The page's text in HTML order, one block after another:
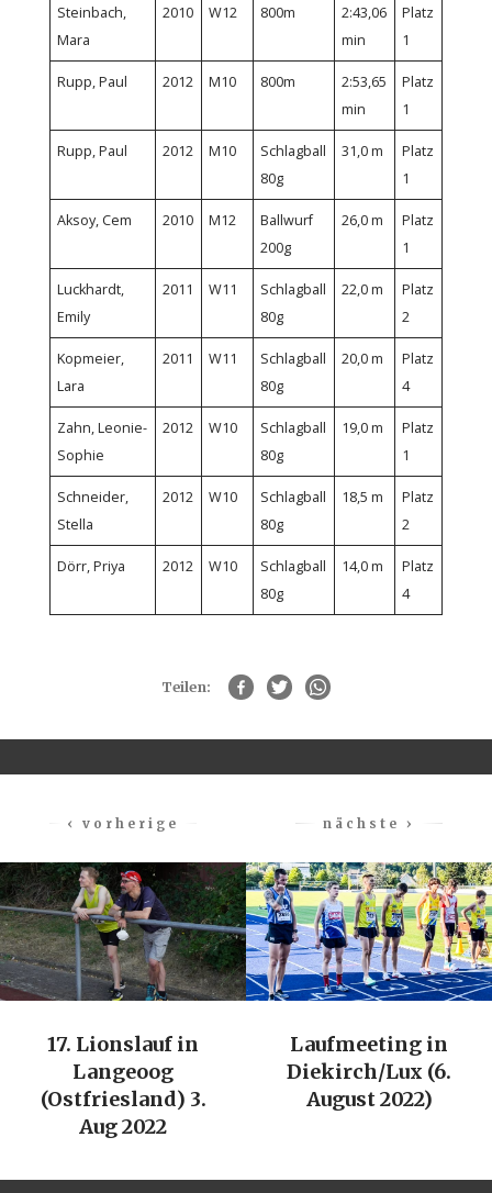
Steinbach,
Mara
2010 W12 800m
2:43,06
min
Platz
1
Rupp, Paul 2012 M10 800m
2:53,65
min
Platz
1
Rupp, Paul 2012 M10
Schlagball
80g
31,0 m
Platz
1
Aksoy, Cem 2010 M12
Ballwurf
200g
26,0 m
Platz
1
Luckhardt,
Emily
2011 W11
Schlagball
80g
22,0 m
Platz
2
Kopmeier,
Lara
2011 W11
Schlagball
80g
20,0 m
Platz
4
Zahn, Leonie-
Sophie
2012 W10
Schlagball
80g
19,0 m
Platz
1
Schneider,
Stella
2012 W10
Schlagball
80g
18,5 m
Platz
2
Dörr, Priya 2012 W10
Schlagball
80g
14,0 m
Platz
4
Teilen:
‹ vorherige
17. Lionslauf in
Langeoog
(Ostfriesland) 3.
Aug 2022
nächste ›
Laufmeeting in
Diekirch/Lux (6.
August 2022)